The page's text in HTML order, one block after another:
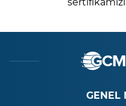
GENEL